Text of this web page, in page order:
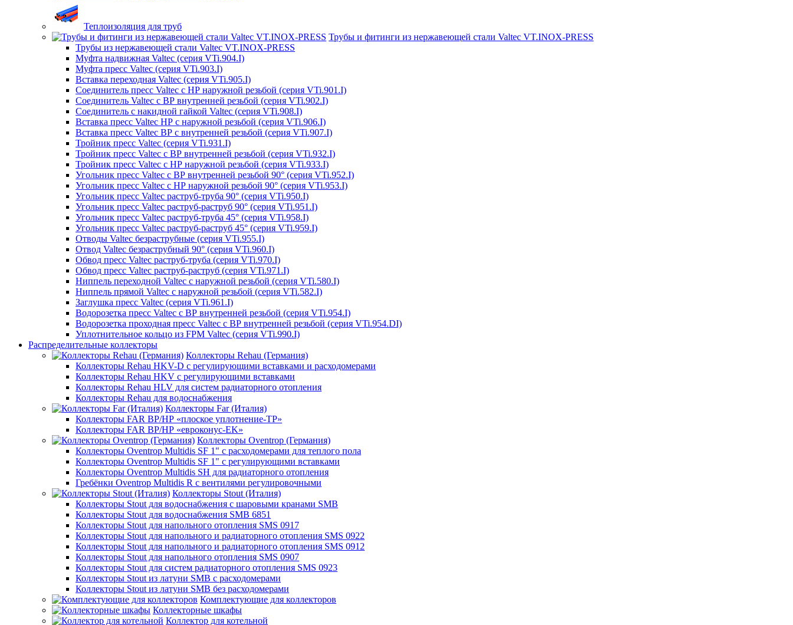
Теплоизоляция для труб
Трубы и фитинги из нержавеющей стали Valtec VT.INOX-PRESS
Трубы из нержавеющей стали Valtec VT.INOX-PRESS
Муфта надвижная Valtec (серия VTi.904.I)
Муфта пресс Valtec (серия VTi.903.I)
Вставка переходная Valtec (серия VTi.905.I)
Соединитель пресс Valtec с НР наружной резьбой (серия VTi.901.I)
Соединитель Valtec с ВР внутренней резьбой (серия VTi.902.I)
Соединитель с накидной гайкой Valtec (серия VTi.908.I)
Вставка пресс Valtec НР с наружной резьбой (серия VTi.906.I)
Вставка пресс Valtec ВР с внутренней резьбой (серия VTi.907.I)
Тройник пресс Valtec (серия VTi.931.I)
Тройник пресс Valtec с ВР внутренней резьбой (серия VTi.932.I)
Тройник пресс Valtec с НР наружной резьбой (серия VTi.933.I)
Угольник пресс Valtec с ВР внутренней резьбой 90° (серия VTi.952.I)
Угольник пресс Valtec с НР наружной резьбой 90° (серия VTi.953.I)
Угольник пресс Valtec раструб-труба 90° (серия VTi.950.I)
Угольник пресс Valtec раструб-раструб 90° (серия VTi.951.I)
Угольник пресс Valtec раструб-труба 45° (серия VTi.958.I)
Угольник пресс Valtec раструб-раструб 45° (серия VTi.959.I)
Отводы Valtec безраструбные (серия VTi.955.I)
Отвод Valtec безраструбный 90° (серия VTi.960.I)
Обвод пресс Valtec раструб-труба (серия VTi.970.I)
Обвод пресс Valtec раструб-раструб (серия VTi.971.I)
Ниппель переходной Valtec с наружной резьбой (серия VTi.580.I)
Ниппель прямой Valtec с наружной резьбой (серия VTi.582.I)
Заглушка пресс Valtec (серия VTi.961.I)
Водорозетка пресс Valtec с ВР внутренней резьбой (серия VTi.954.I)
Водорозетка проходная пресс Valtec с ВР внутренней резьбой (серия VTi.954.DI)
Уплотнительное кольцо из FPM Valtec (серия VTi.990.I)
Распределительные коллекторы
Коллекторы Rehau (Германия)
Коллекторы Rehau HKV-D с регулирующими вставками и расходомерами
Коллекторы Rehau HKV с регулирующими вставками
Коллекторы Rehau HLV для систем радиаторного отопления
Коллекторы Rehau для водоснабжения
Коллекторы Far (Италия)
Коллекторы FAR ВР/НР «плоское уплотнение-TP»
Коллекторы FAR ВР/НР «евроконус-EK»
Коллекторы Oventrop (Германия)
Коллекторы Oventrop Multidis SF 1" с расходомерами для теплого пола
Коллекторы Oventrop Multidis SF 1" с регулирующими вставками
Коллекторы Oventrop Multidis SH для радиаторного отопления
Гребёнки Oventrop Multidis R с вентилями регулировочными
Коллекторы Stout (Италия)
Коллекторы Stout для водоснабжения с шаровыми кранами SMB
Коллекторы Stout для водоснабжения SMB 6851
Коллекторы Stout для напольного отопления SMS 0917
Коллекторы Stout для напольного и радиаторного отопления SMS 0922
Коллекторы Stout для напольного и радиаторного отопления SMS 0912
Коллекторы Stout для напольного отопления SMS 0907
Коллекторы Stout для систем радиаторного отопления SMS 0923
Коллекторы Stout из латуни SMB с расходомерами
Коллекторы Stout из латуни SMB без расходомерами
Комплектующие для коллекторов
Коллекторные шкафы
Коллектор для котельной